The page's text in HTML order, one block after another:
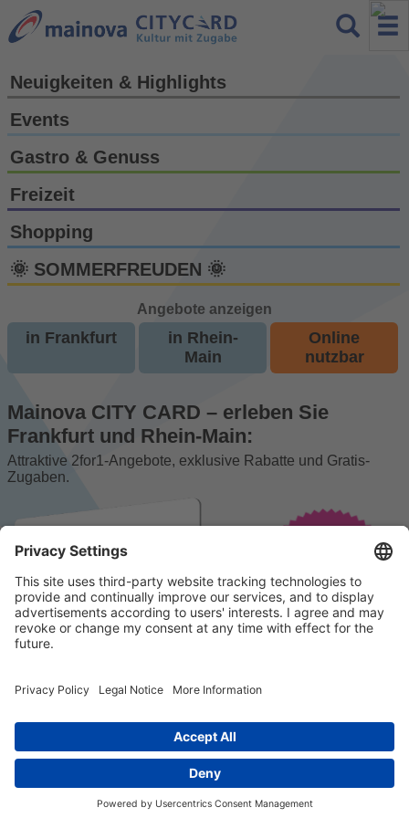
Neuigkeiten & Highlights
Events
Gastro & Genuss
Freizeit
Shopping
🌞 SOMMERFREUDEN 🌞
Angebote anzeigen
in Frankfurt
in Rhein-
Main
Online
nutzbar
Mainova CITY CARD – erleben Sie
Frankfurt und Rhein-Main:
Attraktive 2for1-Angebote, exklusive Rabatte und Gratis-
Zugaben.
© 2023 k/c/e Marketing GmbH –Impressum